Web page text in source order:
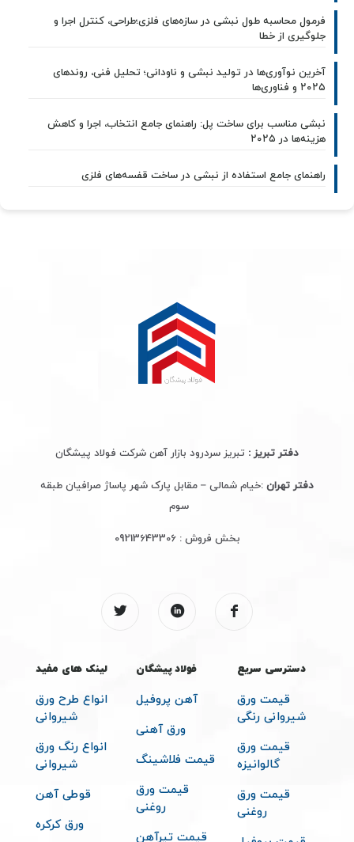
فرمول محاسبه طول نبشی در سازه‌های فلزی؛طراحی، کنترل اجرا و
جلوگیری از خطا
آخرین نوآوری‌ها در تولید نبشی و ناودانی؛ تحلیل فنی، روندهای
۲۰۲۵ و فناوری‌ها
نبشی مناسب برای ساخت پل: راهنمای جامع انتخاب، اجرا و کاهش
هزینه‌ها در ۲۰۲۵
راهنمای جامع استفاده از نبشی در ساخت قفسه‌های فلزی
دفتر تبریز : تبریز سردرود بازار آهن شرکت فولاد پیشگان
دفتر تهران :خیام شمالی – مقابل پارک شهر پاساژ صرافیان طبقه
سوم
بخش فروش :09213643306
دسترسی سریع
قیمت ورق
شیروانی رنگی
قیمت ورق
گالوانیزه
قیمت ورق
روغنی
فولاد پیشگان
آهن پروفیل
ورق آهنی
قیمت فلاشینگ
قیمت ورق
روغنی
قیمت تیرآهن
لینک های مفید
انواع طرح ورق
شیروانی
انواع رنگ ورق
شیروانی
قوطی آهن
ورق کرکره